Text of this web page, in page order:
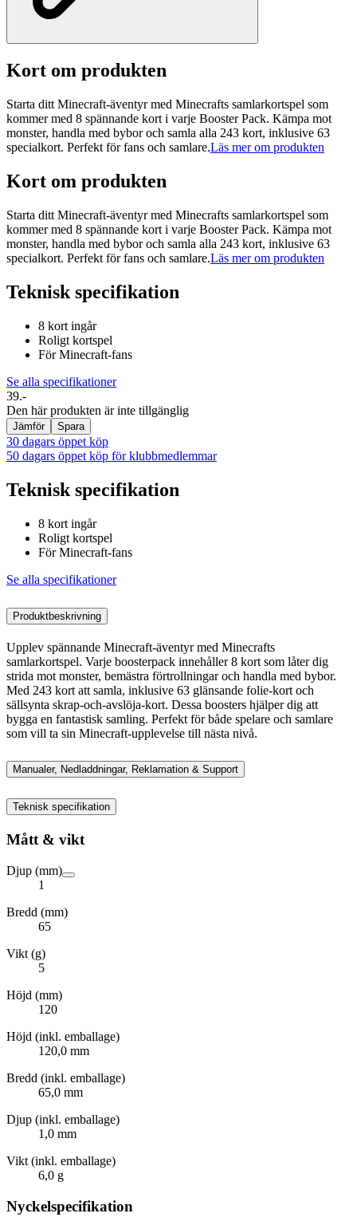
Kort om produkten
Starta ditt Minecraft-äventyr med Minecrafts samlarkortspel som
kommer med 8 spännande kort i varje Booster Pack. Kämpa mot
monster, handla med bybor och samla alla 243 kort, inklusive 63
specialkort. Perfekt för fans och samlare.Läs mer om produkten
Kort om produkten
Starta ditt Minecraft-äventyr med Minecrafts samlarkortspel som
kommer med 8 spännande kort i varje Booster Pack. Kämpa mot
monster, handla med bybor och samla alla 243 kort, inklusive 63
specialkort. Perfekt för fans och samlare.Läs mer om produkten
Teknisk specifikation
8 kort ingår
Roligt kortspel
För Minecraft-fans
Se alla specifikationer
39.-
Den här produkten är inte tillgänglig
Jämför Spara
30 dagars öppet köp
50 dagars öppet köp för klubbmedlemmar
Teknisk specifikation
8 kort ingår
Roligt kortspel
För Minecraft-fans
Se alla specifikationer
Produktbeskrivning
Upplev spännande Minecraft-äventyr med Minecrafts
samlarkortspel. Varje boosterpack innehåller 8 kort som låter dig
strida mot monster, bemästra förtrollningar och handla med bybor.
Med 243 kort att samla, inklusive 63 glänsande folie-kort och
sällsynta skrap-och-avslöja-kort. Dessa boosters hjälper dig att
bygga en fantastisk samling. Perfekt för både spelare och samlare
som vill ta sin Minecraft-upplevelse till nästa nivå.
Manualer, Nedladdningar, Reklamation & Support
Teknisk specifikation
Mått & vikt
Djup (mm)
1
Bredd (mm)
65
Vikt (g)
5
Höjd (mm)
120
Höjd (inkl. emballage)
120,0 mm
Bredd (inkl. emballage)
65,0 mm
Djup (inkl. emballage)
1,0 mm
Vikt (inkl. emballage)
6,0 g
Nyckelspecifikation